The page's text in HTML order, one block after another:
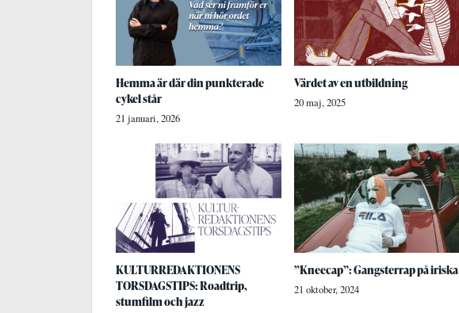
Hemma är där din punkterade
cykel står
21 januari, 2026
Värdet av en utbildning
20 maj, 2025
KULTURREDAKTIONENS
TORSDAGSTIPS: Roadtrip,
stumfilm och jazz
”Kneecap”: Gangsterrap på iriska
21 oktober, 2024